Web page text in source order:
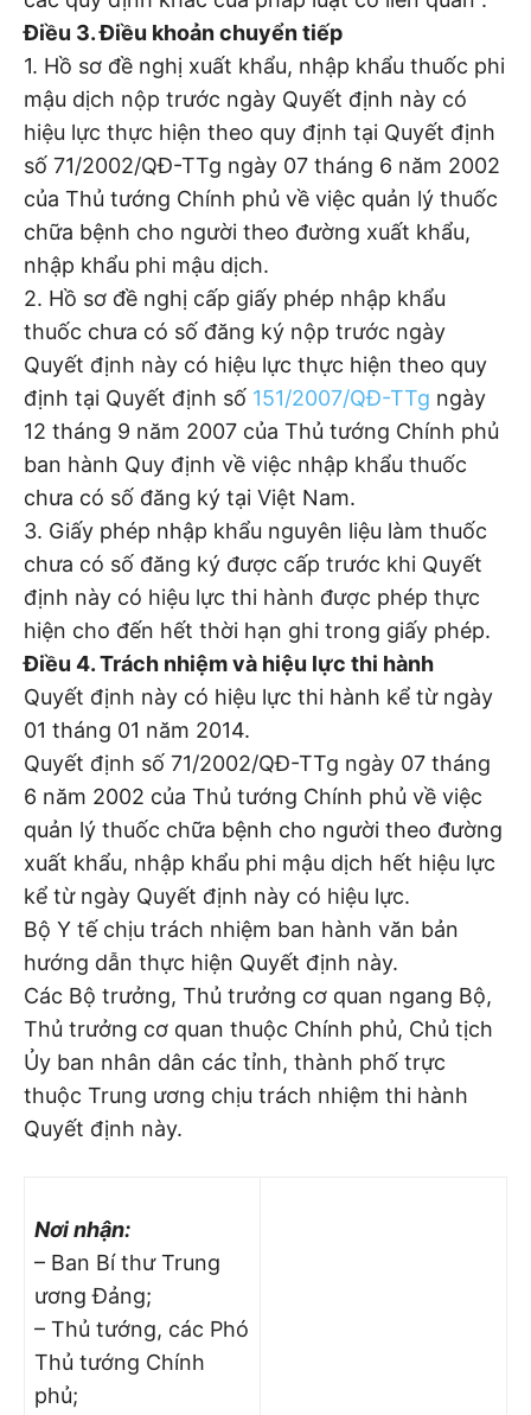
Điều 3. Điều khoản chuyển tiếp
1. Hồ sơ đề nghị xuất khẩu, nhập khẩu thuốc phi
mậu dịch nộp trước ngày Quyết định này có
hiệu lực thực hiện theo quy định tại Quyết định
số 71/2002/QĐ-TTg ngày 07 tháng 6 năm 2002
của Thủ tướng Chính phủ về việc quản lý thuốc
chữa bệnh cho người theo đường xuất khẩu,
nhập khẩu phi mậu dịch.
2. Hồ sơ đề nghị cấp giấy phép nhập khẩu
thuốc chưa có số đăng ký nộp trước ngày
Quyết định này có hiệu lực thực hiện theo quy
định tại Quyết định số 151/2007/QĐ-TTg ngày
12 tháng 9 năm 2007 của Thủ tướng Chính phủ
ban hành Quy định về việc nhập khẩu thuốc
chưa có số đăng ký tại Việt Nam.
3. Giấy phép nhập khẩu nguyên liệu làm thuốc
chưa có số đăng ký được cấp trước khi Quyết
định này có hiệu lực thi hành được phép thực
hiện cho đến hết thời hạn ghi trong giấy phép.
Điều 4. Trách nhiệm và hiệu lực thi hành
Quyết định này có hiệu lực thi hành kể từ ngày
01 tháng 01 năm 2014.
Quyết định số 71/2002/QĐ-TTg ngày 07 tháng
6 năm 2002 của Thủ tướng Chính phủ về việc
quản lý thuốc chữa bệnh cho người theo đường
xuất khẩu, nhập khẩu phi mậu dịch hết hiệu lực
kể từ ngày Quyết định này có hiệu lực.
Bộ Y tế chịu trách nhiệm ban hành văn bản
hướng dẫn thực hiện Quyết định này.
Các Bộ trưởng, Thủ trưởng cơ quan ngang Bộ,
Thủ trưởng cơ quan thuộc Chính phủ, Chủ tịch
Ủy ban nhân dân các tỉnh, thành phố trực
thuộc Trung ương chịu trách nhiệm thi hành
Quyết định này.
Nơi nhận:
– Ban Bí thư Trung
ương Đảng;
– Thủ tướng, các Phó
Thủ tướng Chính
phủ;